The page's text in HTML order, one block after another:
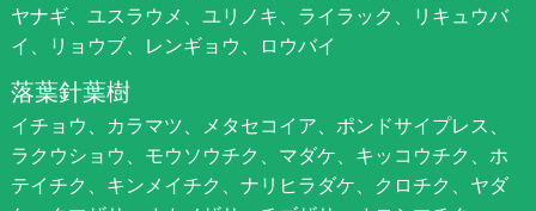
ヤナギ、ユスラウメ、ユリノキ、ライラック、リキュウバ
イ、リョウブ、レンギョウ、ロウバイ
落葉針葉樹
イチョウ、カラマツ、メタセコイア、ポンドサイプレス、
ラクウショウ、モウソウチク、マダケ、キッコウチク、ホ
テイチク、キンメイチク、ナリヒラダケ、クロチク、ヤダ